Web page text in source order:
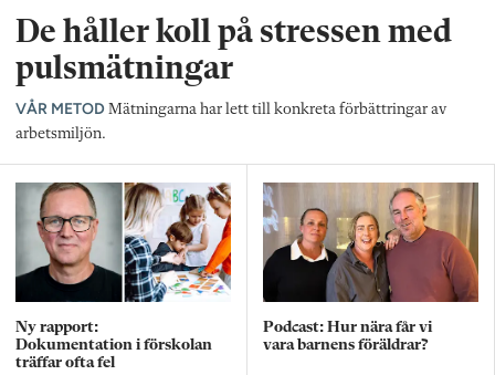
De håller koll på stressen med
pulsmätningar
VÅR METOD Mätningarna har lett till konkreta förbättringar av
arbetsmiljön.
Ny rapport:
Dokumentation i förskolan
träffar ofta fel
Podcast: Hur nära får vi
vara barnens föräldrar?